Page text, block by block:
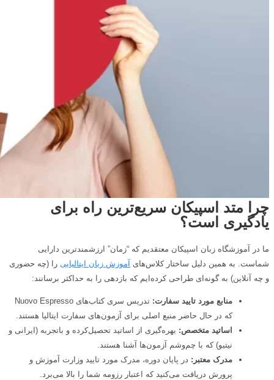
چرا متد اسپیکان سریع‌ترین راه برای
یادگیری است؟
ما در آموزشگاه زبان اسپیکان معتقدیم که “زمان” ارزشمندترین دارایی
شماست. به همین دلیل ساختار کلاس‌های
آموزش زبان ایتالیایی را (چه حضوری
و چه آنلاین) به گونه‌ای طراحی کرده‌ایم که بازدهی را به حداکثر برسانند:
منابع مورد تایید سفارت:
تدریس سری کتاب‌های Nuovo Espresso
که در حال حاضر منبع اصلی برای آزمون‌های سفارت ایتالیا هستند.
اساتید متخصص: بهره‌گیری از اساتید تحصیل‌کرده و باتجربه (ایرانی و
نیتیو) که با چم‌وشم آزمون‌ها آشنا هستند.
مدرک معتبر: در پایان دوره، مدرک مورد تایید وزارت آموزش و
پرورش دریافت می‌کنید که اعتبار رزومه شما را بالا می‌برد.